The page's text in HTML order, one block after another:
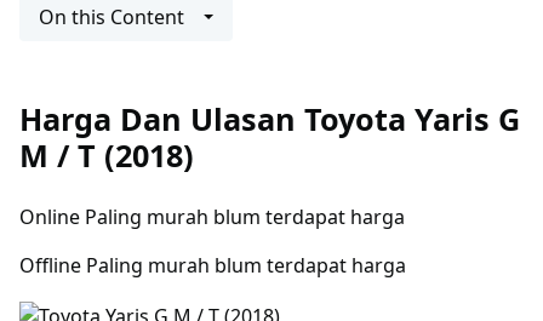
On this Content
Harga Dan Ulasan Toyota Yaris G
M / T (2018)
Online Paling murah blum terdapat harga
Offline Paling murah blum terdapat harga